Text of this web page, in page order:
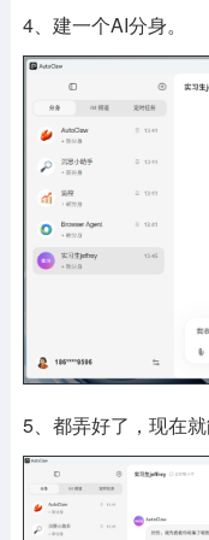
4、建一个AI分身。
5、都弄好了，现在